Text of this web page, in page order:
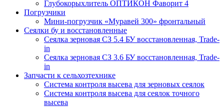
Глубокорыхлитель ОПТИКОН Фаворит 4
Погрузчики
Мини-погрузчик «Муравей 300» фронтальный
Сеялки бу и восстановленные
Сеялка зерновая СЗ 5.4 БУ восстановленная, Trade-
in
Сеялка зерновая СЗ 3.6 БУ восстановленная, Trade-
in
Запчасти к сельхозтехнике
Система контроля высева для зерновых сеялок
Система контроля высева для сеялок точного
высева